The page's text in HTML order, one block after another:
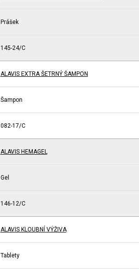
Prášek
145-24/C
ALAVIS EXTRA ŠETRNÝ ŠAMPON
Šampon
082-17/C
ALAVIS HEMAGEL
Gel
146-12/C
ALAVIS KLOUBNÍ VÝŽIVA
Tablety